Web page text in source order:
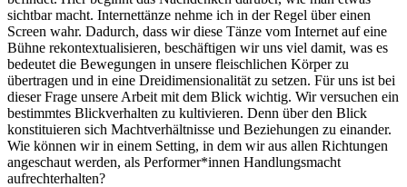
sichtbar macht. Internettänze nehme ich in der Regel über einen
Screen wahr. Dadurch, dass wir diese Tänze vom Internet auf eine
Bühne rekontextualisieren, beschäftigen wir uns viel damit, was es
bedeutet die Bewegungen in unsere fleischlichen Körper zu
übertragen und in eine Dreidimensionalität zu setzen. Für uns ist bei
dieser Frage unsere Arbeit mit dem Blick wichtig. Wir versuchen ein
bestimmtes Blickverhalten zu kultivieren. Denn über den Blick
konstituieren sich Machtverhältnisse und Beziehungen zu einander.
Wie können wir in einem Setting, in dem wir aus allen Richtungen
angeschaut werden, als Performer*innen Handlungsmacht
aufrechterhalten?